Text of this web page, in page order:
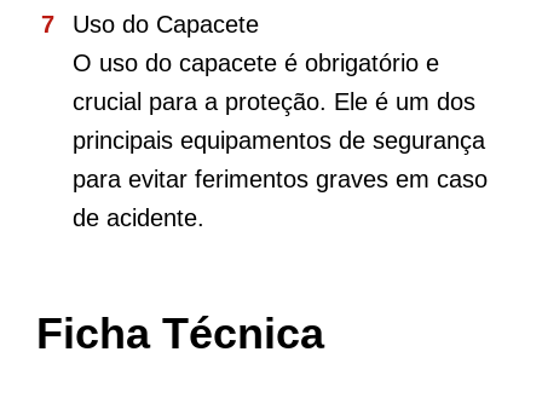
Uso do Capacete
O uso do capacete é obrigatório e
crucial para a proteção. Ele é um dos
principais equipamentos de segurança
para evitar ferimentos graves em caso
de acidente.
Ficha Técnica